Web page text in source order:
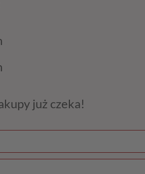
już czeka!